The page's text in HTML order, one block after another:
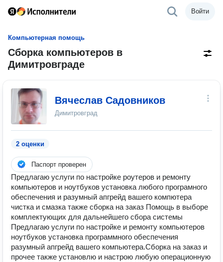
Войти
Компьютерная помощь
Сборка компьютеров в
Димитровграде
Вячеслав Садовников
Димитровград
2 оценки
Паспорт проверен
Предлагаю услуги по настройке роутеров и ремонту
компьютеров и ноутбуков установка любого програмного
обеспечения и разумный апгрейд вашего компютера
чистка и смазка также сборка на заказ Помощь в выборе
комплектующих для дальнейшего сбора системы
Предлагаю услуги по настройке и ремонту компьютеров
ноутбуков установка программного обеспечения
разумный апгрейд вашего компьютера.Сборка на заказ и
прочее также установлю и настрою любую операционную